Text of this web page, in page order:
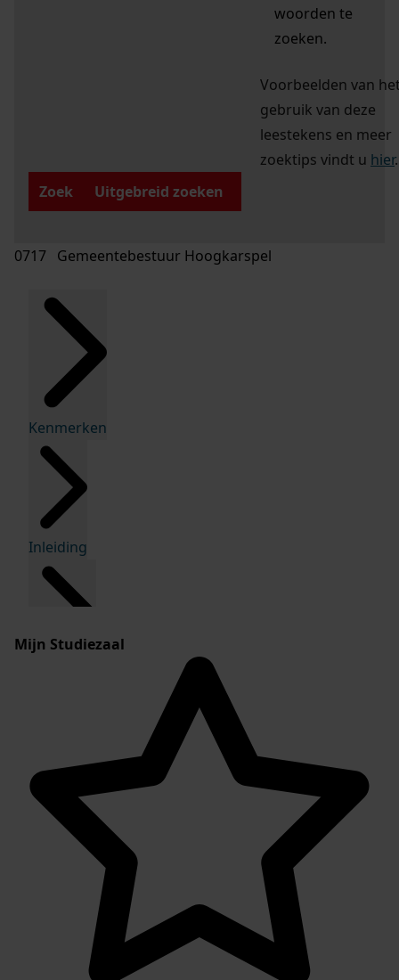
woorden te
zoeken.
Voorbeelden van
gebruik van deze
leestekens en meer
zoektips vindt u hier.
Zoek
Uitgebreid zoeken
0717 Gemeentebestuur Hoogkarspel
Kenmerken
Inleiding
Mijn Studiezaal